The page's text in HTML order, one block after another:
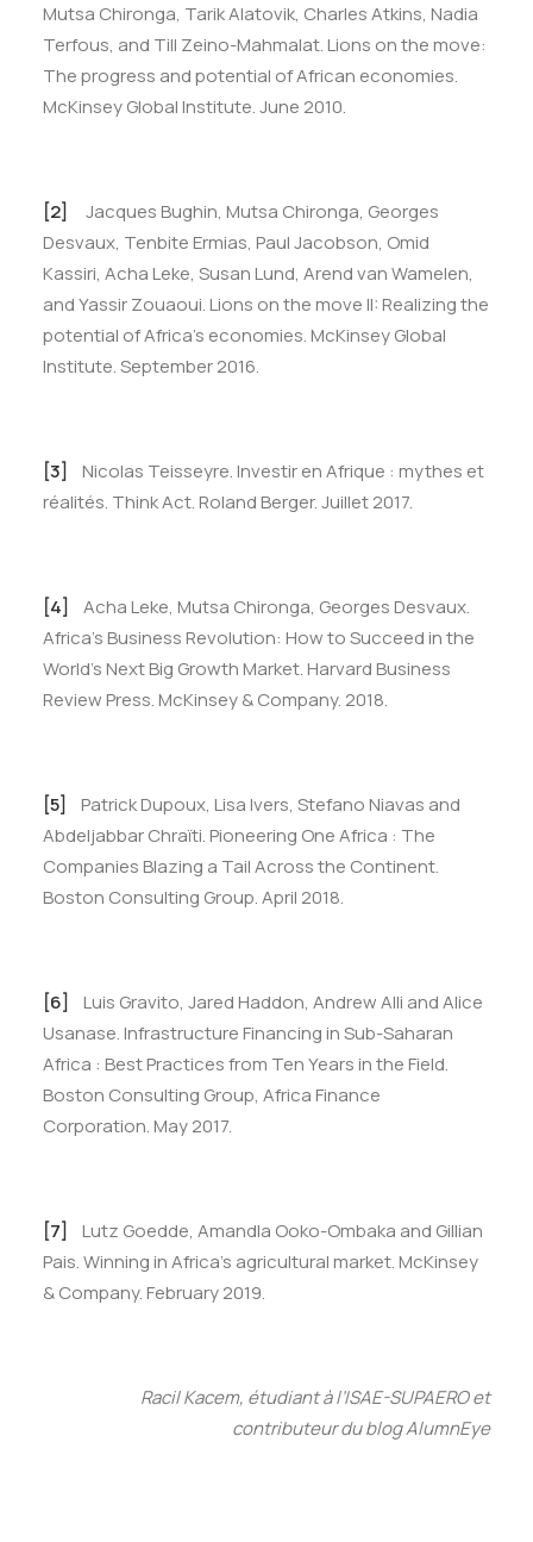
Mutsa Chironga, Tarik Alatovik, Charles Atkins, Nadia
Terfous, and Till Zeino-Mahmalat. Lions on the move:
The progress and potential of African economies.
McKinsey Global Institute. June 2010.
[2]
Jacques Bughin, Mutsa Chironga, Georges
Desvaux, Tenbite Ermias, Paul Jacobson, Omid
Kassiri, Acha Leke, Susan Lund, Arend van Wamelen,
and Yassir Zouaoui. Lions on the move II: Realizing the
potential of Africa’s economies. McKinsey Global
Institute. September 2016.
[3]
Nicolas Teisseyre. Investir en Afrique : mythes et
réalités. Think Act. Roland Berger. Juillet 2017.
[4]
Acha Leke, Mutsa Chironga, Georges Desvaux.
Africa’s Business Revolution: How to Succeed in the
World’s Next Big Growth Market. Harvard Business
Review Press. McKinsey & Company. 2018.
[5]
Patrick Dupoux, Lisa Ivers, Stefano Niavas and
Abdeljabbar Chraïti. Pioneering One Africa : The
Companies Blazing a Tail Across the Continent.
Boston Consulting Group. April 2018.
[6]
Luis Gravito, Jared Haddon, Andrew Alli and Alice
Usanase. Infrastructure Financing in Sub-Saharan
Africa : Best Practices from Ten Years in the Field.
Boston Consulting Group, Africa Finance
Corporation. May 2017.
[7]
Lutz Goedde, Amandla Ooko-Ombaka and Gillian
Pais. Winning in Africa’s agricultural market. McKinsey
& Company. February 2019.
Racil Kacem, étudiant à l’ISAE-SUPAERO et
contributeur du blog AlumnEye